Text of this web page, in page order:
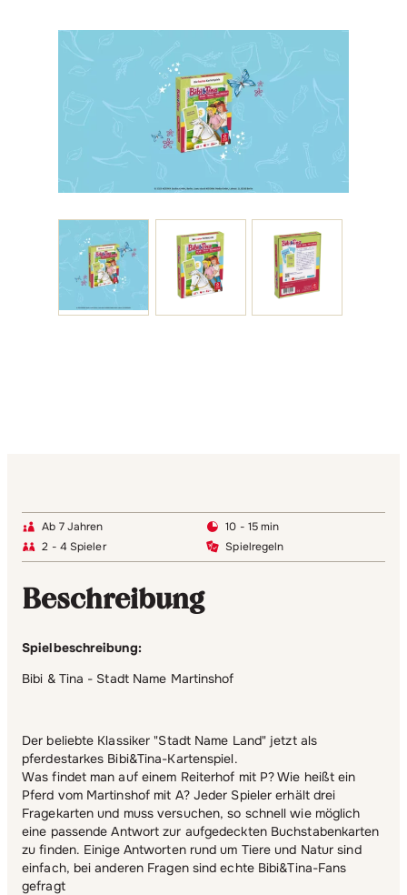
Ab 7 Jahren
10 - 15 min
2 - 4 Spieler
Spielregeln
Beschreibung
Spielbeschreibung:
Bibi & Tina - Stadt Name Martinshof
Der beliebte Klassiker "Stadt Name Land" jetzt als
pferdestarkes Bibi&Tina-Kartenspiel.
Was findet man auf einem Reiterhof mit P? Wie heißt ein
Pferd vom Martinshof mit A? Jeder Spieler erhält drei
Fragekarten und muss versuchen, so schnell wie möglich
eine passende Antwort zur aufgedeckten Buchstabenkarten
zu finden. Einige Antworten rund um Tiere und Natur sind
einfach, bei anderen Fragen sind echte Bibi&Tina-Fans
gefragt